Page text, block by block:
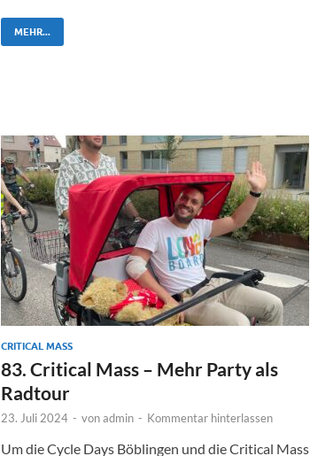
MEHR...
CRITICAL MASS
83. Critical Mass – Mehr Party als
Radtour
23. Juli 2024 - vonadmin - Kommentar hinterlassen
Um die Cycle Days Böblingen und die Critical Mass